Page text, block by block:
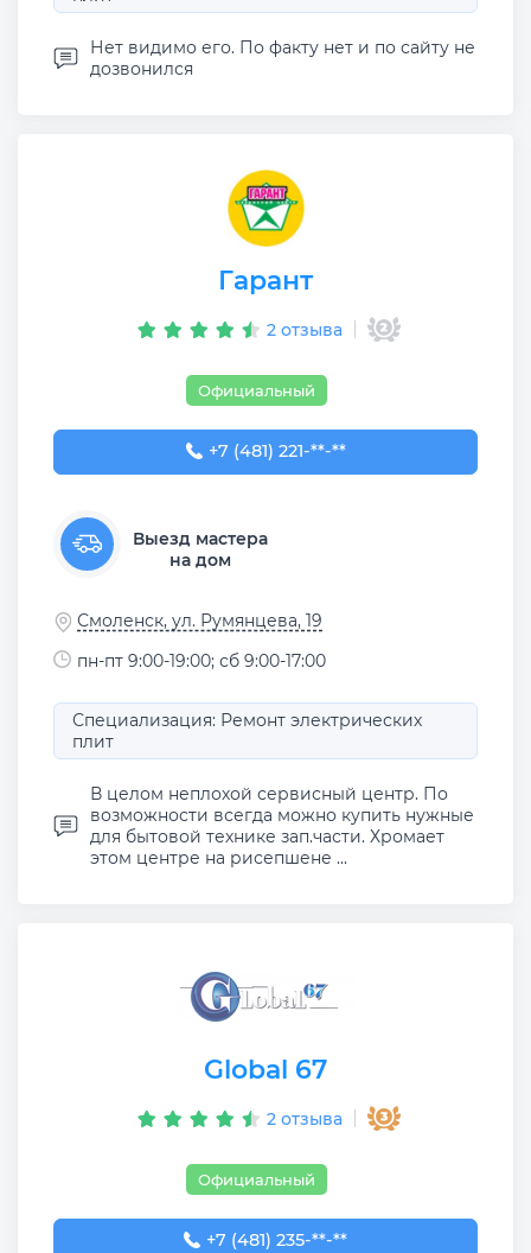
Нет видимо его. По факту нет и по сайту не
дозвонился
Гарант
2 отзыва
Официальный
+7 (481) 221-88-00
+7 (481) 221-**-**
Выезд мастера
на дом
Смоленск, ул. Румянцева, 19
пн-пт 9:00-19:00; сб 9:00-17:00
Специализация: Ремонт электрических
плит
В целом неплохой сервисный центр. По
возможности всегда можно купить нужные
для бытовой технике зап.части. Хромает
этом центре на рисепшене ...
Global 67
2 отзыва
Официальный
+7 (481) 235-68-95
+7 (481) 235-**-**